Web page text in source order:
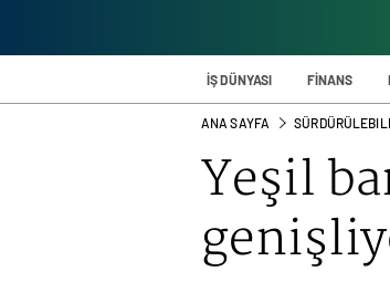
İŞ DÜNYASI FİNANS
ANA SAYFA
Yeşil